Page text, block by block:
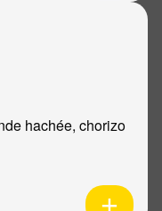
hachée, chorizo